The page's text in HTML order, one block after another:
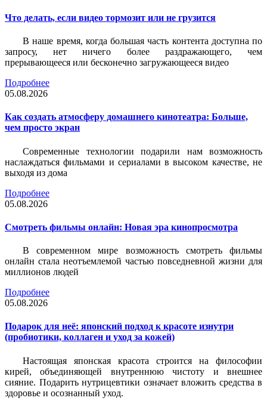
Что делать, если видео тормозит или не грузится
В наше время, когда большая часть контента доступна по
запросу, нет ничего более раздражающего, чем
прерывающееся или бесконечно загружающееся видео
Подробнее
05.08.2026
Как создать атмосферу домашнего кинотеатра: Больше,
чем просто экран
Современные технологии подарили нам возможность
наслаждаться фильмами и сериалами в высоком качестве, не
выходя из дома
Подробнее
05.08.2026
Смотреть фильмы онлайн: Новая эра кинопросмотра
В современном мире возможность смотреть фильмы
онлайн стала неотъемлемой частью повседневной жизни для
миллионов людей
Подробнее
05.08.2026
Подарок для неё: японский подход к красоте изнутри
(пробиотики, коллаген и уход за кожей)
Настоящая японская красота строится на философии
кирей, объединяющей внутреннюю чистоту и внешнее
сияние. Подарить нутрицевтики означает вложить средства в
здоровье и осознанный уход.